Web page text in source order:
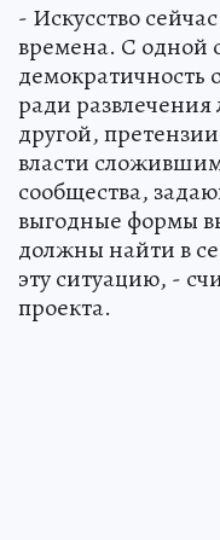
- Искусство
времена. С одной
демократичность
ради
другой,
власти
сообщества,
выгодные формы
должны найти в
эту ситуацию, -
проекта.